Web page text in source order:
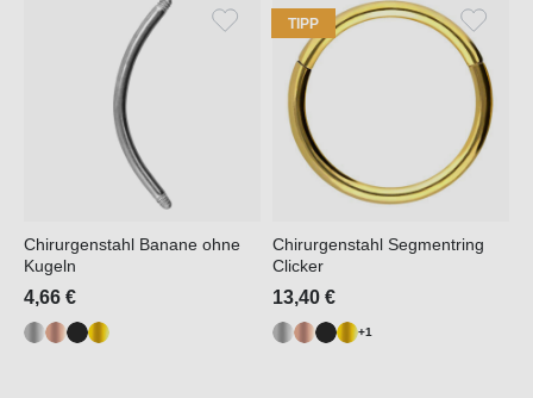
Chirurgenstahl Banane ohne
Kugeln
4,66 €
TIPP
Chirurgenstahl Segmentring
Clicker
13,40 €
+1